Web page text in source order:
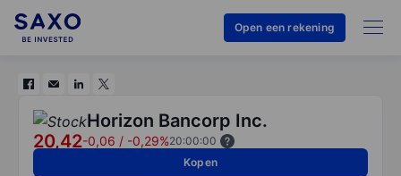
Open een rekening
Horizon Bancorp Inc.
20,42-0,06 / -0,29%20:00:00
Kopen